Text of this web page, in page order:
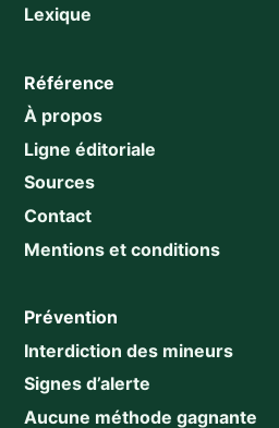
Lexique
Référence
À propos
Ligne éditoriale
Sources
Contact
Mentions et conditions
Prévention
Interdiction des mineurs
Signes d’alerte
Aucune méthode gagnante